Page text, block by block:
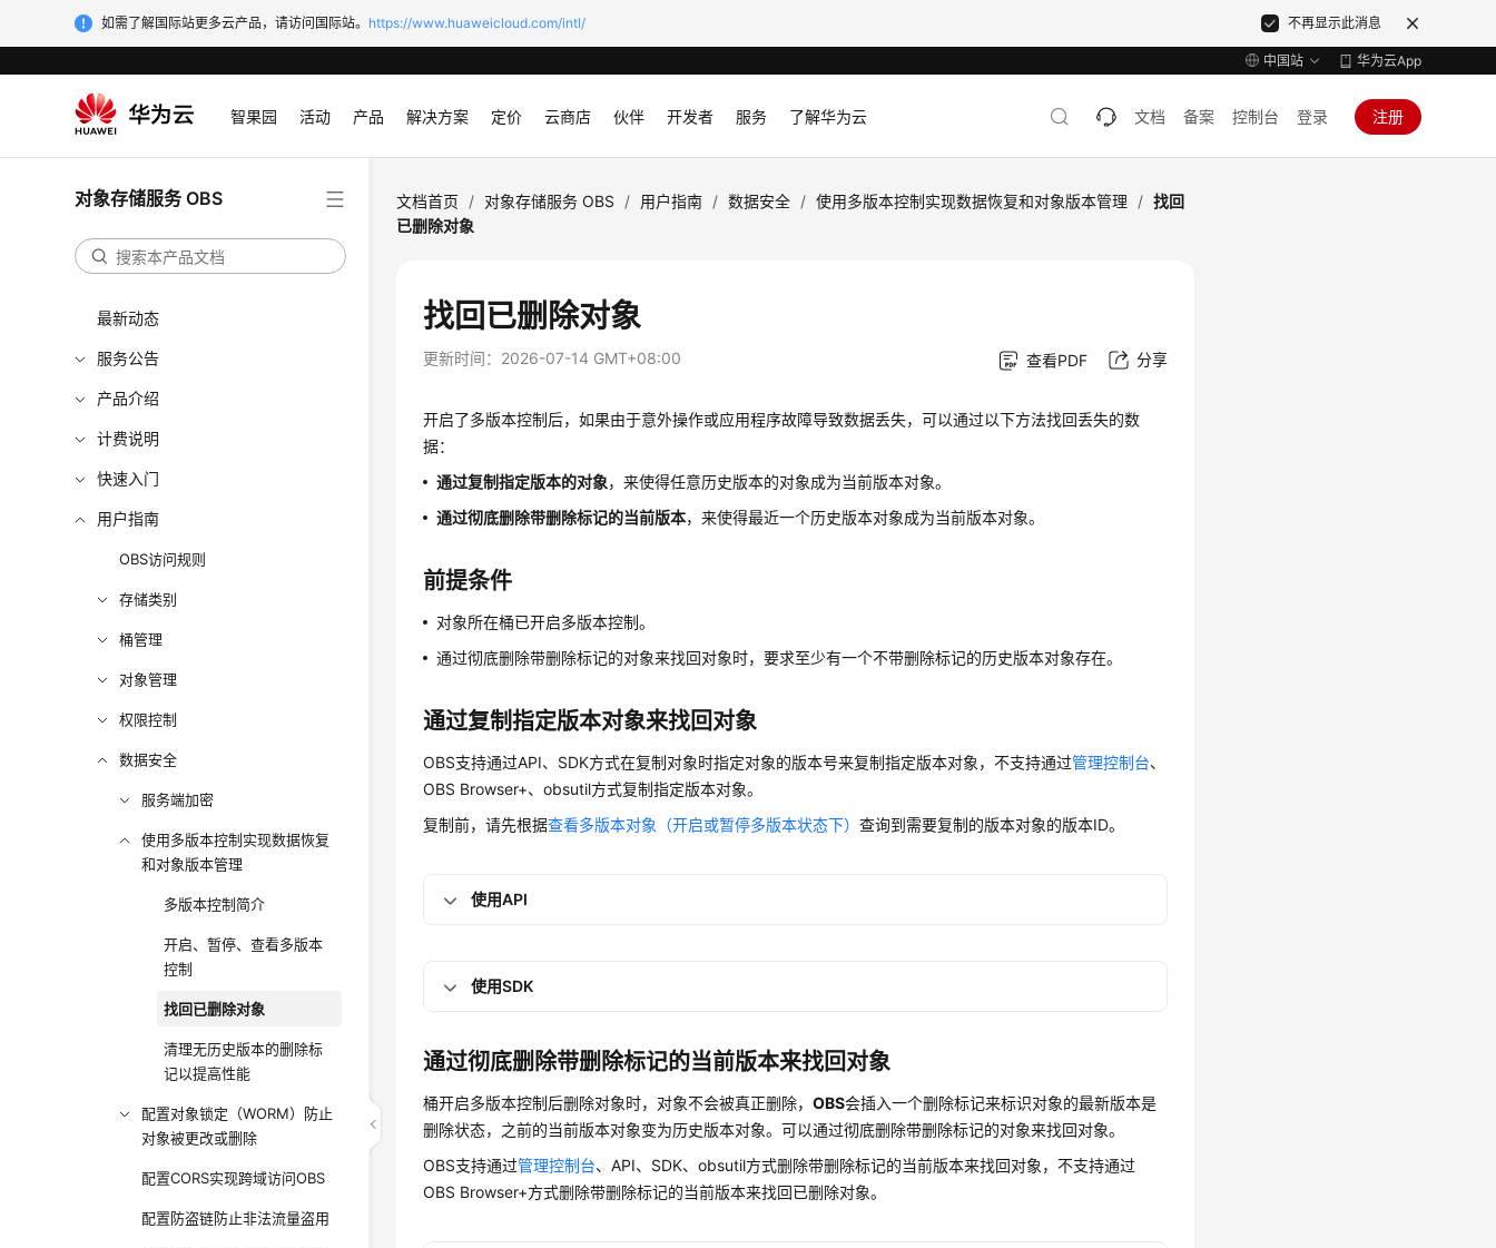
如需了解国际站更多云产品，请访问国际站。 https://www.huaweicloud.com/intl/ 不再显示此消息
中国站 华为云App
智果园 活动 产品 解决方案 定价 云商店 伙伴 开发者 服务 了解华为云 文档 备案 控制台 登录 注册
对象存储服务 OBS
最新动态
服务公告
产品介绍
计费说明
快速入门
用户指南
OBS访问规则
存储类别
桶管理
对象管理
权限控制
数据安全
服务端加密
使用多版本控制实现数据恢复
和对象版本管理
多版本控制简介
开启、暂停、查看多版本
控制
找回已删除对象
清理无历史版本的删除标
记以提高性能
配置对象锁定（WORM）防止
对象被更改或删除
配置CORS实现跨域访问OBS
配置防盗链防止非法流量盗用
文档首页 / 对象存储服务 OBS / 用户指南 / 数据安全 / 使用多版本控制实现数据恢复和对象版本管理 / 找回
已删除对象
找回已删除对象
更新时间： 2026-07-14 GMT+08:00 查看PDF 分享
开启了多版本控制后，如果由于意外操作或应用程序故障导致数据丢失，可以通过以下方法找回丢失的数
据：
通过复制指定版本的对象，来使得任意历史版本的对象成为当前版本对象。
通过彻底删除带删除标记的当前版本，来使得最近一个历史版本对象成为当前版本对象。
前提条件
对象所在桶已开启多版本控制。
通过彻底删除带删除标记的对象来找回对象时，要求至少有一个不带删除标记的历史版本对象存在。
通过复制指定版本对象来找回对象
OBS支持通过API、SDK方式在复制对象时指定对象的版本号来复制指定版本对象，不支持通过管理控制台、
OBS Browser+、obsutil方式复制指定版本对象。
复制前，请先根据查看多版本对象（开启或暂停多版本状态下）查询到需要复制的版本对象的版本ID。
使用API
使用SDK
通过彻底删除带删除标记的当前版本来找回对象
桶开启多版本控制后删除对象时，对象不会被真正删除，OBS会插入一个删除标记来标识对象的最新版本是
删除状态，之前的当前版本对象变为历史版本对象。可以通过彻底删除带删除标记的对象来找回对象。
OBS支持通过管理控制台、API、SDK、obsutil方式删除带删除标记的当前版本来找回对象，不支持通过
OBS Browser+方式删除带删除标记的当前版本来找回已删除对象。